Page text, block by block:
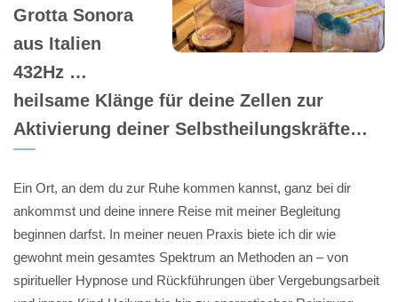
Grotta Sonora
aus Italien
432Hz …
heilsame Klänge für deine Zellen zur
Aktivierung deiner Selbstheilungskräfte…
Ein Ort, an dem du zur Ruhe kommen kannst, ganz bei dir
ankommst und deine innere Reise mit meiner Begleitung
beginnen darfst. In meiner neuen Praxis biete ich dir wie
gewohnt mein gesamtes Spektrum an Methoden an – von
spiritueller Hypnose und Rückführungen über Vergebungsarbeit